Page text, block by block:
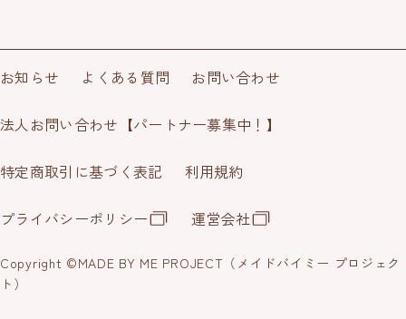
お知らせ よくある質問 お問い合わせ
法人お問い合わせ【パートナー募集中！】
特定商取引に基づく表記 利用規約
プライバシーポリシー 運営会社
Copyright ©MADE BY ME PROJECT（メイドバイミー プロジェク
ト）